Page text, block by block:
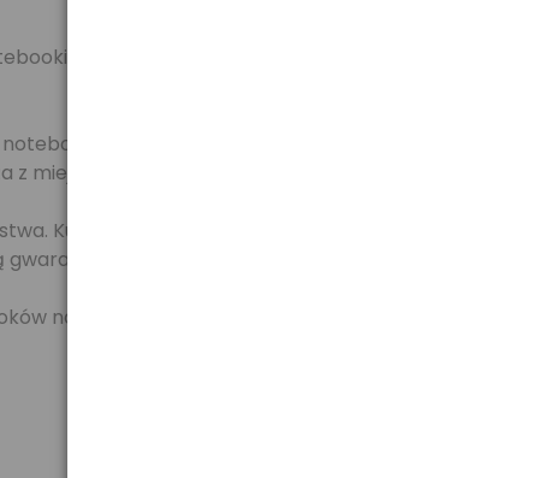
przez producenta, gdy ten zepsuje się lub
Posiadając zasilacz w domu i w biurze
miejsca na miejsce.
Kupując ten produkt, zachowujesz pewność, że
producenta.
na rynku. Odnajdź swój zasilacz korzystając z